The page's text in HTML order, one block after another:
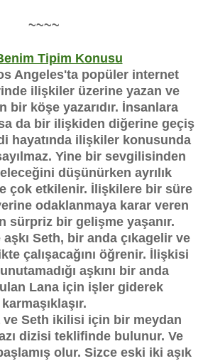
~~~~
Tipim Konusu
Angeles'ta popüler internet
ilişkiler üzerine yazan ve
bir köşe yazarıdır. İnsanlara
da bir ilişkiden diğerine geçiş
hayatında ilişkiler konusunda
Yine bir sevgilisinden
düşünürken ayrılık
çok etkilenir. İlişkilere bir süre
odaklanmaya karar veren
sürpriz bir gelişme yaşanır.
aşkı Seth, bir anda çıkagelir ve
çalışacağını öğrenir. İlişkisi
aşkını bir anda
Lana için işler giderek
karmaşıklaşır.
ve Seth ikilisi için bir meydan
dizisi teklifinde bulunur. Ve
olur. Sizce eski iki aşık